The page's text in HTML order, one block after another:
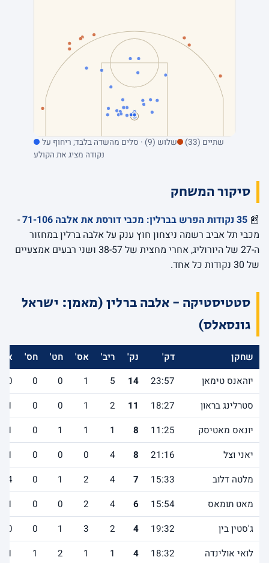
שתיים (33)
שלוש (9) · סלים מהשדה בלבד; ריחוף על
נקודה מציג את הקולע
סיקור המשחק
📰 35 נקודות הפרש בברלין: מכבי דורסת את אלבה 71-106
-
מכבי תל אביב רשמה ניצחון חוץ ענק על אלבה ברלין במחזור
ה-27 של היורוליג, אחרי מחצית של 38-57 ושני רבעים אמצעיים
של 30 נקודות כל אחד.
סטטיסטיקה - אלבה ברלין (מאמן: ישראל
גונסאלס)
שחקן דק' נק' ריב' אס' חט' חס'
אב'
יוהאנס טימאן
23:57
14
5
1
0
0
0
סטרלינג בראון
18:27
11
2
1
0
0
1
יונאס מאטיסק
11:25
8
1
1
1
0
1
יאני וצל
21:16
8
4
0
0
0
1
מלטה דלוב
15:33
7
4
2
1
0
4
מאט תומאס
15:54
6
4
2
0
0
1
ג'סטין בין
19:32
4
2
3
1
0
0
לואי אולינדה
18:32
4
1
1
2
1
1